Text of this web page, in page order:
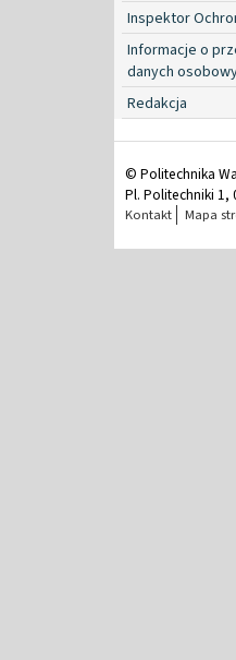
Inspektor
Informacje o
danych
Redakcja
© Politechnika
Pl. Politechniki 1,
Kontakt Mapa